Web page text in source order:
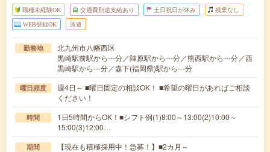
職種未経験OK 交通費別途支給あり 土日祝日が休み 残業なし
WEB登録OK 派遣
勤務地
北九州市八幡西区
黒崎駅前駅から---分／陣原駅から---分／熊西駅から---分／西
黒崎駅から---分／森下(福岡県)駅から---分
曜日頻度
週4日～ ■曜日固定の相談OK！ ■希望の曜日があればご相談
ください！
時間
1日5時間からOK！■シフト例(1)8:00～13:00(2)10:00～
15:00(3)12:00…
期間 【現在も積極採用中！急募！】■2カ月～